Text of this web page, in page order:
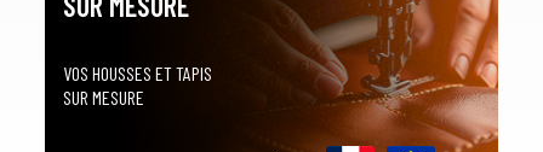
VOS HOUSSES ET TAPIS
SUR MESURE